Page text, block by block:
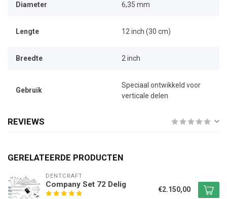
Diameter 6,35 mm
Lengte 12 inch (30 cm)
Breedte 2 inch
Gebruik
Speciaal ontwikkeld voor
verticale delen
REVIEWS
GERELATEERDE PRODUCTEN
DENTCRAFT
Company Set 72 Delig
€2.150,00